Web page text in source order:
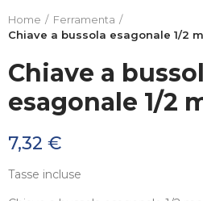
Home
Ferramenta
Chiave a bussola esagonale 1/2
Chiave a
esagonale 1/2
7,32 €
Tasse incluse